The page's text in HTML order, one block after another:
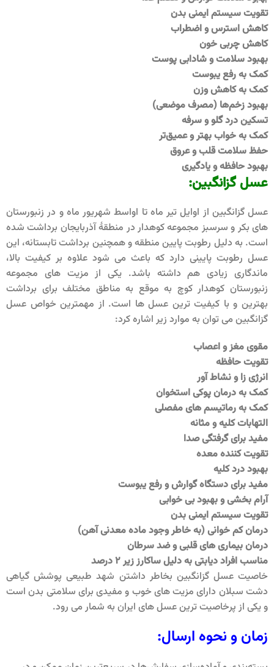
تقویت سیستم ایمنی بدن
کاهش استرس و اضطراب
کاهش چربی خون
بهبود سلامت و شادابی پوست
کمک به رفع یبوست
کمک به کاهش وزن
بهبود زخم‌ها (مصرف موضعی)
تسکین درد گلو و سرفه
کمک به خواب بهتر و عمیق‌تر
حفظ سلامت قلب و عروق
بهبود حافظه و یادگیری
عسل گزانگبین:
عسل گزانگبین از اوایل تیر ماه تا اواسط شهریور ماه و در زنبورستان
های بکر و سرسبز مجموعه کوهدار در منطقۀ آذربایجان برداشت شده
است. به دلیل رطوبت پایین منطقه و همچنین برداشت تابستانه، این
عسل رطوبت پایینی دارد که باعث می شود علاوه بر کیفیت بالا،
ماندگاری زیادی هم داشته باشد. یکی از مزیت های مجموعه
زنبورستان کوهدار کوچ به موقع به مناطق مختلف برای برداشت
بهترین و با کیفیت ترین عسل ها است. از مهمترین خواص عسل
گزانگبین می توان به موارد زیر اشاره کرد:
مقوی مغز و اعصاب
تقویت حافظه
انرژی زا و نشاط آور
کمک به درمان پوکی استخوان
کمک به رماتیسم های مفصلی
التهابات کلیه و مثانه
مفید برای گرفتگی صدا
تقویت کننده معده
بهبود درد کلیه
مفید برای دستگاه گوارش و رفع یبوست
آرام بخشی و بهبود بی خوابی
تقویت سیستم ایمنی بدن
درمان کم خوانی (به خاطر وجود ماده معدنی آهن)
درمان بیماری های قلبی و ضد سرطان
مناسب افراد دیابتی به دلیل ساکارز زیر 2 درصد
خاصیت عسل گزانگبین بخاطر داشتن شهد طبیعی پوشش گیاهی
دشت سبلان دارای مزیت های خوب و مفیدی برای سلامتی بدن است
و یکی از پرخاصیت ترین عسل های ایران به شمار می رود.
زمان و نحوه ارسال: